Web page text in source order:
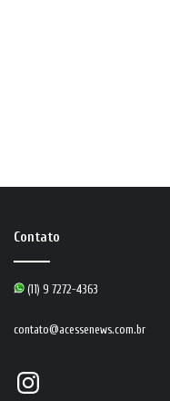
Contato
(11) 9 7272-4363
contato@acessenews.com.br
Instagram